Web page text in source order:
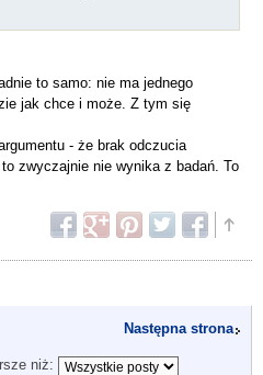
to samo: nie ma jednego
jak chce i może. Z tym się
- że brak odczucia
zwyczajnie nie wynika z badań. To
Następna strona
niż: